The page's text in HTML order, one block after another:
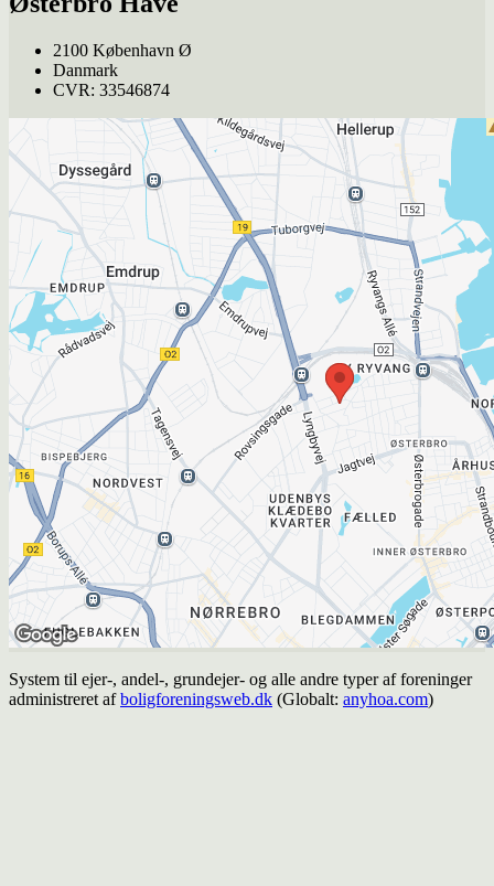
2100 København Ø
Danmark
CVR: 33546874
System til ejer-, andel-, grundejer- og alle andre typer af foreninger
administreret afboligforeningsweb.dk (Globalt: anyhoa.com)